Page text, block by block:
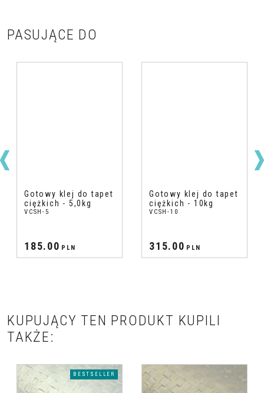
PASUJĄCE DO
Gotowy klej do tapet
ciężkich - 5,0kg
VCSH-5
185.00 PLN
Gotowy klej do tapet
ciężkich - 10kg
VCSH-10
315.00 PLN
KUPUJĄCY TEN PRODUKT KUPILI
TAKŻE:
BESTSELLER